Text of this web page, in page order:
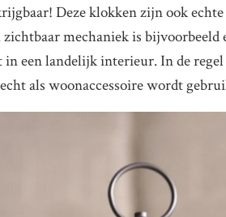
Deze klokken zijn ook echte
zichtbaar mechaniek is
een landelijk interieur. In de
als woonaccessoire wordt